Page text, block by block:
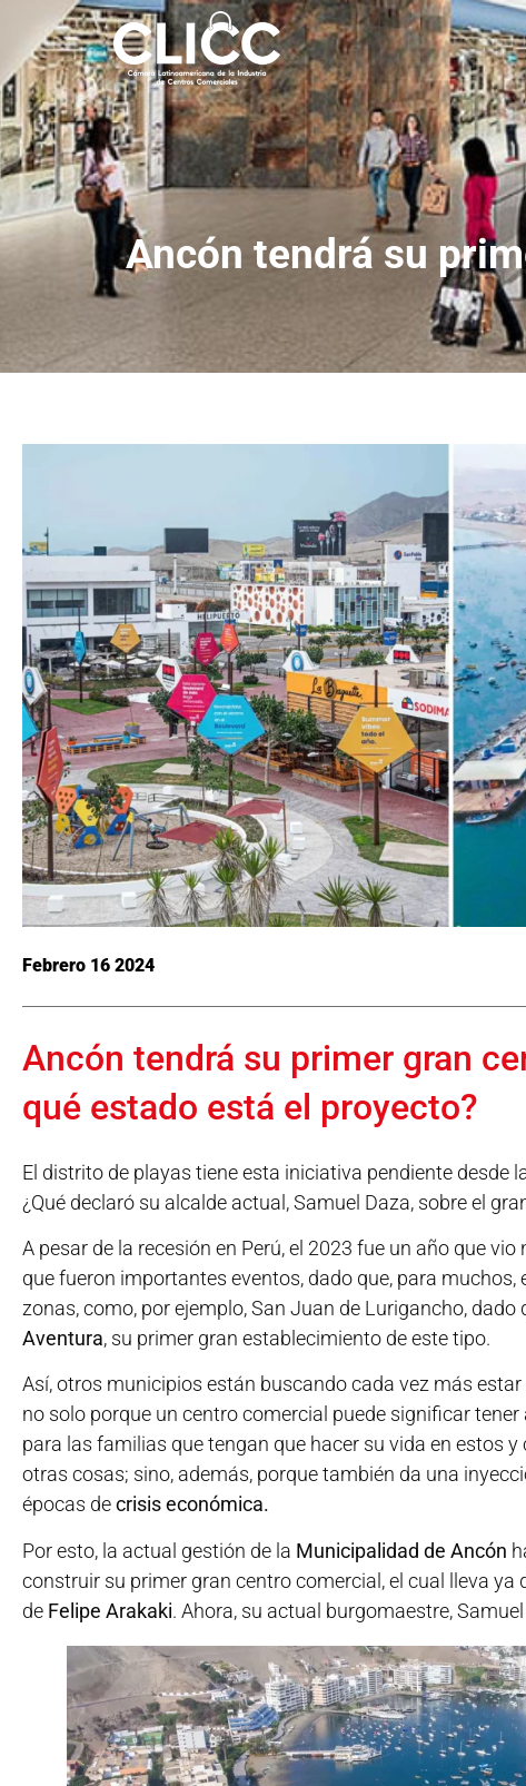
Ancón tendrá su
Febrero 16 2024
Ancón tendrá su primer gran
qué estado está el proyecto?
El distrito de playas tiene esta iniciativa pendiente desde
¿Qué declaró su alcalde actual, Samuel Daza, sobre el
A pesar de la recesión en Perú, el 2023 fue un año que vio
que fueron importantes eventos, dado que, para
zonas, como, por ejemplo, San Juan de Lurigancho, dado
Aventura, su primer gran establecimiento de este tipo.
Así, otros municipios están buscando cada vez más
no solo porque un centro comercial puede significar
para las familias que tengan que hacer su vida en estos
otras cosas; sino, además, porque también da una
épocas decrisis económica.
Por esto, la actual gestión de la Municipalidad de Ancón
construir su primer gran centro comercial, el cual lleva
de Felipe Arakaki. Ahora, su actual burgomaestre,